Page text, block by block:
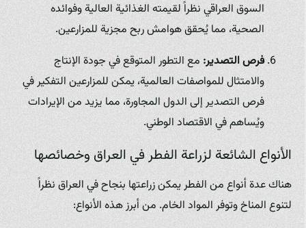
السوق العراقي نظراً لقيمته الغذائية العالية وفوائده
الصحية، مما يُحقق هوامش ربح مجزية للمزارعين.
فرص التصدير:مع التطور المتوقع في جودة الإنتاج
والامتثال للمواصفات العالمية، يمكن للمزارعين التفكير في
فرص التصدير إلى الدول المجاورة، مما يزيد من الإيرادات
ويُساهم في الاقتصاد الوطني.
الأنواع الشائعة لزراعة الفطر في العراق وخصائصها
هناك عدة أنواع من الفطر يمكن زراعتها بنجاح في العراق نظراً
لتنوع المناخ وتوفر المواد الخام. من أبرز هذه الأنواع: